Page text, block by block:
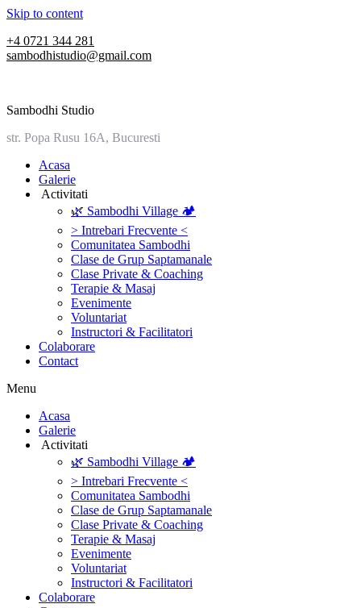
Skip to content
+4 0721 344 281
sambodhistudio@gmail.com
Sambodhi Studio
str. Popa Rusu 16A, Bucuresti
‎Acasa
Galerie
‎ ‎Activitati‎
🌿 Sambodhi Village 🏕️
> Intrebari Frecvente <
Comunitatea Sambodhi
Clase de Grup Saptamanale
Clase Private & Coaching
Terapie & Masaj
‎Evenimente
Voluntariat
‏‏‎Instructori & Facilitatori
Colaborare
Contact
Menu
‎Acasa
Galerie
‎ ‎Activitati‎
🌿 Sambodhi Village 🏕️
> Intrebari Frecvente <
Comunitatea Sambodhi
Clase de Grup Saptamanale
Clase Private & Coaching
Terapie & Masaj
‎Evenimente
Voluntariat
‏‏‎Instructori & Facilitatori
Colaborare